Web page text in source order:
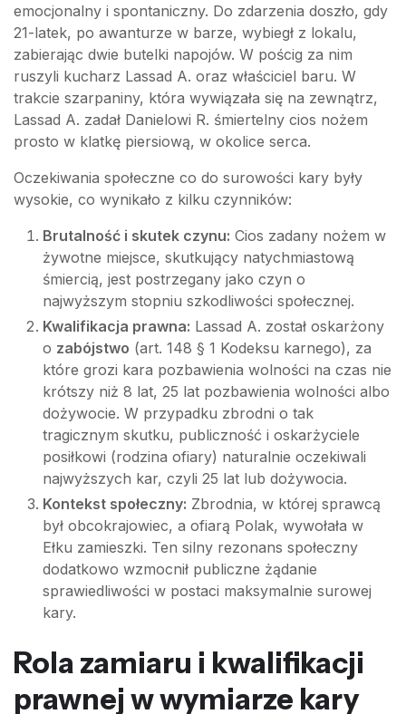
emocjonalny i spontaniczny. Do zdarzenia doszło, gdy
21-latek, po awanturze w barze, wybiegł z lokalu,
zabierając dwie butelki napojów. W pościg za nim
ruszyli kucharz Lassad A. oraz właściciel baru. W
trakcie szarpaniny, która wywiązała się na zewnątrz,
Lassad A. zadał Danielowi R. śmiertelny cios nożem
prosto w klatkę piersiową, w okolice serca.
Oczekiwania społeczne co do surowości kary były
wysokie, co wynikało z kilku czynników:
Brutalność i skutek czynu: Cios zadany nożem w
żywotne miejsce, skutkujący natychmiastową
śmiercią, jest postrzegany jako czyn o
najwyższym stopniu szkodliwości społecznej.
Kwalifikacja prawna: Lassad A. został oskarżony
o zabójstwo (art. 148 § 1 Kodeksu karnego), za
które grozi kara pozbawienia wolności na czas nie
krótszy niż 8 lat, 25 lat pozbawienia wolności albo
dożywocie. W przypadku zbrodni o tak
tragicznym skutku, publiczność i oskarżyciele
posiłkowi (rodzina ofiary) naturalnie oczekiwali
najwyższych kar, czyli 25 lat lub dożywocia.
Kontekst społeczny: Zbrodnia, w której sprawcą
był obcokrajowiec, a ofiarą Polak, wywołała w
Ełku zamieszki. Ten silny rezonans społeczny
dodatkowo wzmocnił publiczne żądanie
sprawiedliwości w postaci maksymalnie surowej
kary.
Rola zamiaru i kwalifikacji
prawnej w wymiarze kary